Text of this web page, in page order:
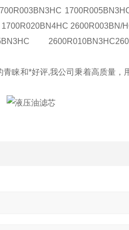
2600R003BN/
睐和*好评,我公司秉着高质量，